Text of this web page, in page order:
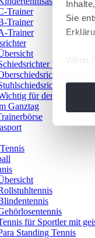
Sie
Wenn
Trainer
Trainer
Trainer
werden!
für den Spieltag
Ganztag
für Sportler mit
Standing Tennis